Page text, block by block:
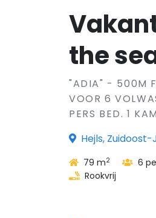
the
"ADIA" - 500M
VOOR 6
PERS BED. 1
Hejls,
79 m2 6
Rookvrij